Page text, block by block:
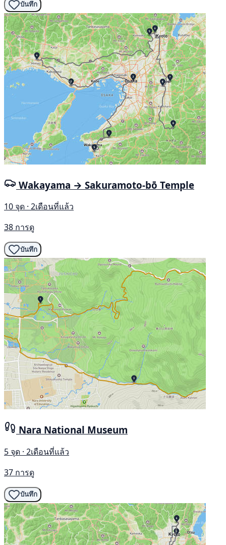
บันทึก
Wakayama → Sakuramoto-bō Temple
10 จุด · 2เดือนที่แล้ว
38 การดู
บันทึก
Nara National Museum
5 จุด · 2เดือนที่แล้ว
37 การดู
บันทึก